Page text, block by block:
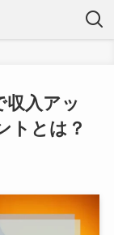
収入アッ
トとは？